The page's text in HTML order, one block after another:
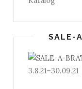
SALE-
3.8.21–30.09.21